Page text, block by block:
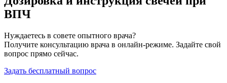
ВПЧ
Нуждаетесь в совете опытного врача?
Получите консультацию врача в онлайн-режиме. Задайте свой
вопрос прямо сейчас.
Задать бесплатный вопрос